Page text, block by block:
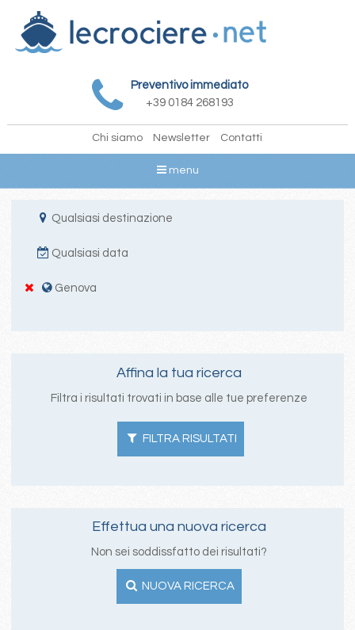
Preventivo immediato
+39 0184 268193
Chi siamo Newsletter Contatti
menu
Qualsiasi destinazione
Qualsiasi data
Genova
Affina la tua ricerca
Filtra i risultati trovati in base alle tue preferenze
FILTRA RISULTATI
Effettua una nuova ricerca
Non sei soddissfatto dei risultati?
NUOVA RICERCA